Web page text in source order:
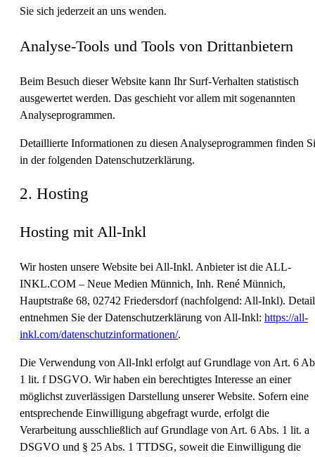
Sie sich jederzeit an uns wenden.
Analyse-Tools und Tools von Dritt­anbietern
Beim Besuch dieser Website kann Ihr Surf-Verhalten statistisch
ausgewertet werden. Das geschieht vor allem mit sogenannten
Analyseprogrammen.
Detaillierte Informationen zu diesen Analyseprogrammen finden
in der folgenden Datenschutzerklärung.
2. Hosting
Hosting mit All-Inkl
Wir hosten unsere Website bei All-Inkl. Anbieter ist die ALL-
INKL.COM – Neue Medien Münnich, Inh. René Münnich,
Hauptstraße 68, 02742 Friedersdorf (nachfolgend: All-Inkl).
entnehmen Sie der Datenschutzerklärung von All-Inkl: https://all-
inkl.com/datenschutzinformationen/.
Die Verwendung von All-Inkl erfolgt auf Grundlage von Art. 6
1 lit. f DSGVO. Wir haben ein berechtigtes Interesse an einer
möglichst zuverlässigen Darstellung unserer Website. Sofern eine
entsprechende Einwilligung abgefragt wurde, erfolgt die
Verarbeitung ausschließlich auf Grundlage von Art. 6 Abs. 1 lit. a
DSGVO und § 25 Abs. 1 TTDSG, soweit die Einwilligung die